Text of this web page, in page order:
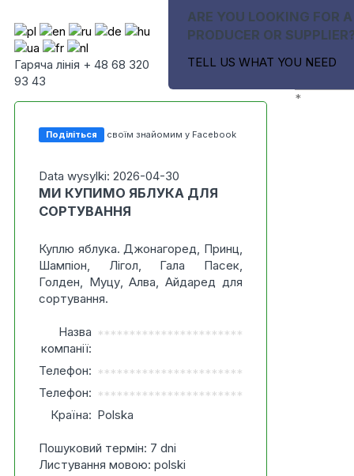
Гаряча лінія + 48 68 320
93 43
ARE YOU LOOKING FOR A
PRODUCER OR
TELL US WHAT YOU NEED
Поділіться своїм знайомим у Facebook
Data wysylki: 2026-04-30
МИ КУПИМО ЯБЛУКА ДЛЯ
СОРТУВАННЯ
Куплю яблука. Джонагоред, Принц,
Шампіон, Лігол, Гала Пасек,
Голден, Муцу, Алва, Айдаред для
сортування.
Назва
компанії:
***********************
Телефон: ***********************
Телефон: ***********************
Країна: Polska
Пошуковий термін: 7 dni
Листування мовою: polski
*